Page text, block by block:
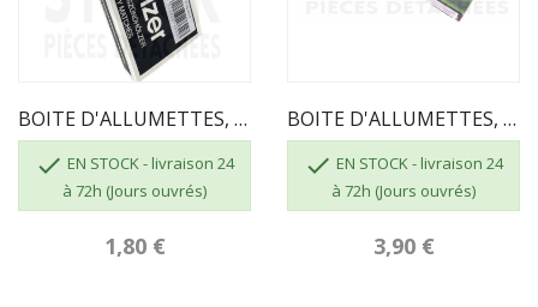
BOITE D'ALLUMETTES, 55 Pcs, Longueur 100 Mm
 EN STOCK - livraison 24
à 72h (Jours ouvrés)
1,80 €
BOITE D'ALLUMETTES, 55 Pcs, Longueur 195mm
 EN STOCK - livraison 24
à 72h (Jours ouvrés)
3,90 €